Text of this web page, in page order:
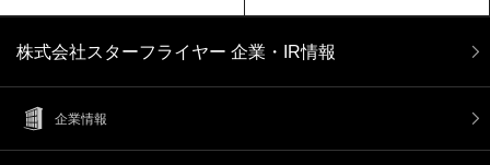
株式会社スターフライヤー 企業・IR情報
企業情報